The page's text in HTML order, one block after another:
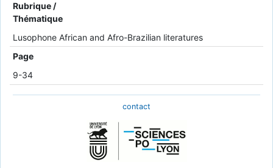
Rubrique /
Thématique
Lusophone African and Afro-Brazilian literatures
Page
9-34
contact